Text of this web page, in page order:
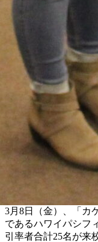
3月8日（金）、「カ
であるハワイパシフ
引率者合計25名が来